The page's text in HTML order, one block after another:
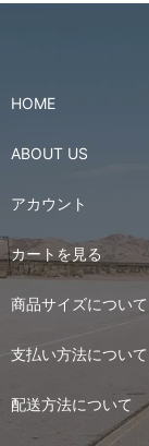
HOME
ABOUT US
アカウント
カートを見る
商品サイズについて
支払い方法について
配送方法について